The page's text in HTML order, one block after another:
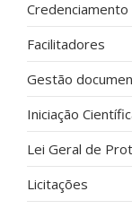
Credenciamento
Facilitadores
Gestão
Iniciação
Lei Geral de
Licitações